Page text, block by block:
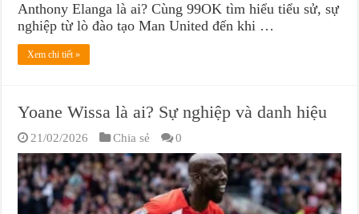
Anthony Elanga là ai? Cùng 99OK tìm hiểu tiểu sử, sự
nghiệp từ lò đào tạo Man United đến khi …
Xem chi tiết »
Yoane Wissa là ai? Sự nghiệp và danh hiệu
21/02/2026 Chia sẻ 0